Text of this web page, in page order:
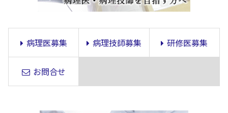
病理医募集 病理技師募集 研修医募集
お問合せ